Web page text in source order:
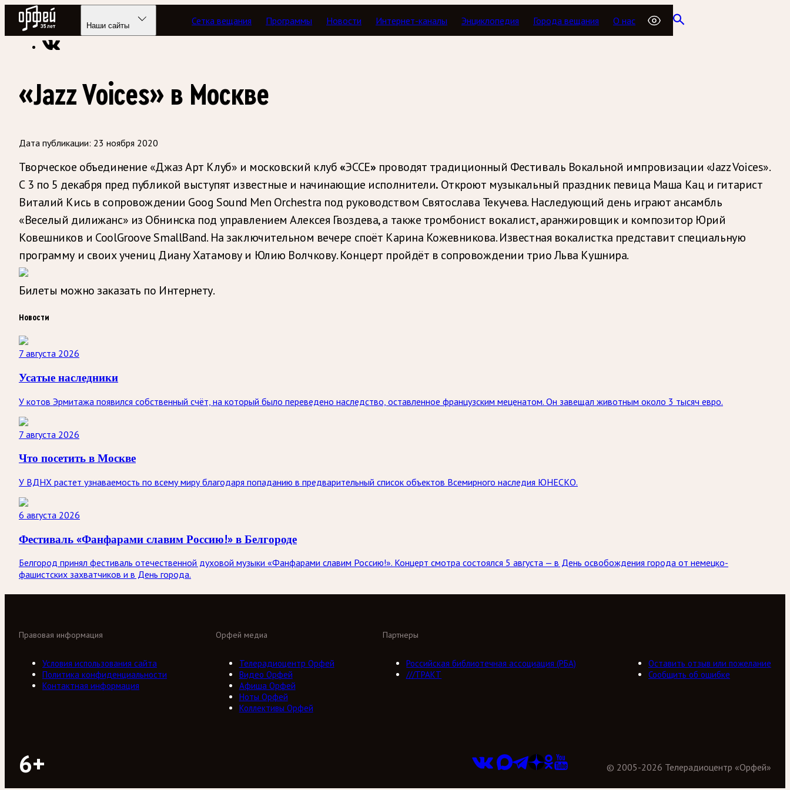
Радио Орфей
Наши сайты Сетка вещания Программы Новости Интернет-каналы Энциклопедия Города вещания О нас
Радио классической музыки «Орфей» Новости
«Jazz Voices» в Москве
Дата публикации: 23 ноября 2020
Творческое объединение «Джаз Арт Клуб» и московский клуб«ЭССЕ» проводят традиционный Фестиваль Вокальной импровизации «Jazz Voices».
С 3 по 5 декабря пред публикой выступят известные и начинающие исполнители. Откроют музыкальный праздник певица Маша Кац и гитарист
Виталий Кись в сопровождении Goog Sound Men Orchestra под руководством Святослава Текучева. Наследующий день играют ансамбль
«Веселый дилижанс» из Обнинска под управлением Алексея Гвоздева, а также тромбонист вокалист, аранжировщик и композитор Юрий
Ковешников и CoolGroove SmallBand. На заключительном вечере споёт Карина Кожевникова. Известная вокалистка представит специальную
программу и своих учениц Диану Хатамову и Юлию Волчкову. Концерт пройдёт в сопровождении трио Льва Кушнира.
Билеты можно заказать по Интернету.
Новости
7 августа 2026
Усатые наследники
У котов Эрмитажа появился собственный счёт, на который было переведено наследство, оставленное французским меценатом. Он завещал животным около 3 тысяч евро.
7 августа 2026
Что посетить в Москве
У ВДНХ растет узнаваемость по всему миру благодаря попаданию в предварительный список объектов Всемирного наследия ЮНЕСКО.
6 августа 2026
Фестиваль «Фанфарами славим Россию!» в Белгороде
Белгород принял фестиваль отечественной духовой музыки «Фанфарами славим Россию!». Концерт смотра состоялся 5 августа — в День освобождения города от немецко-
фашистских захватчиков и в День города.
Орфей медиа
Телерадиоцентр Орфей
Видео Орфей
Афиша Орфей
Ноты Орфей
Коллективы Орфей
Партнеры
Российская библиотечная ассоциация (РБА)
///ТРАКТ
Правовая информация
Условия использования сайта
Политика конфиденциальности
Контактная информация
Оставить отзыв или пожелание
Сообщить об ошибке
6+ © 2005-2026 Телерадиоцентр «Орфей»